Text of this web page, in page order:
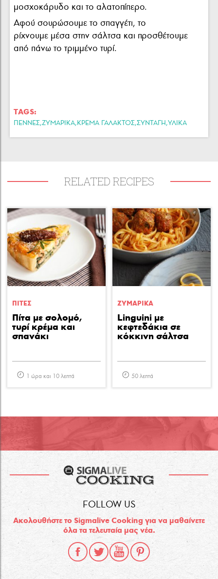
μοσχοκάρυδο και το αλατοπίπερο.
Αφού σουρώσουμε το σπαγγέτι, το
ρίχνουμε μέσα στην σάλτσα και προσθέτουμε
από πάνω το τριμμένο τυρί.
TAGS:
ΠΕΝΝΕΣ,ΖΥΜΑΡΙΚΑ,ΚΡΕΜΑ ΓΑΛΑΚΤΟΣ,ΣΥΝΤΑΓΗ,ΥΛΙΚΑ
RELATED RECIPES
ΠΙΤΕΣ
Πίτα με σολομό,
τυρί κρέμα και
σπανάκι
1 ώρα και 10 λεπτά
ΖΥΜΑΡΙΚA
Linguini με
κεφτεδάκια σε
κόκκινη σάλτσα
50 λεπτά
FOLLOW US
Ακολουθήστε το Sigmalive Cooking για να μαθαίνετε
όλα τα τελευταία μας νέα.